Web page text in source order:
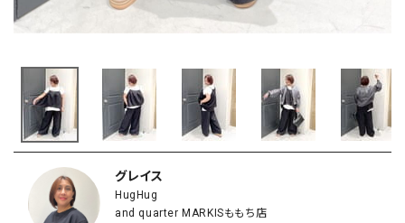
グレイス
HugHug
and quarter MARKISももち店